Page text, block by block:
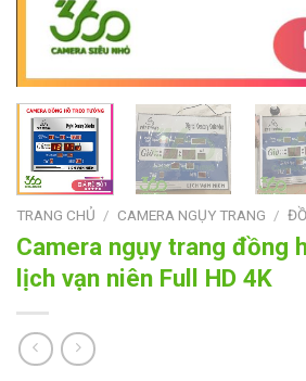
TRANG CHỦ / CAMERA NGỤY TRANG /
Camera ngụy trang đồng
lịch vạn niên Full HD 4K